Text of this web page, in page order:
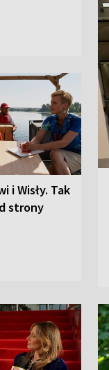
i Wisły. Tak
strony